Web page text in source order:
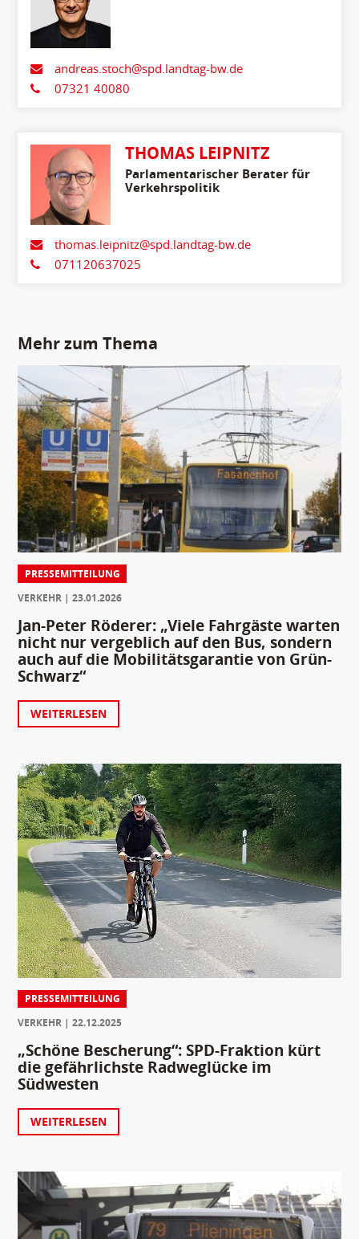
andreas.stoch@spd.landtag-bw.de
07321 40080
THOMAS LEIPNITZ
Parlamentarischer Berater für
Verkehrspolitik
thomas.leipnitz@spd.landtag-bw.de
071120637025
Mehr zum Thema
PRESSEMITTEILUNG
VERKEHR
23.01.2026
Jan-Peter Röderer: „Viele Fahrgäste warten
nicht nur vergeblich auf den Bus, sondern
auch auf die Mobilitätsgarantie von Grün-
Schwarz“
WEITERLESEN
PRESSEMITTEILUNG
VERKEHR
22.12.2025
„Schöne Bescherung“: SPD-Fraktion kürt
die gefährlichste Radweglücke im
Südwesten
WEITERLESEN